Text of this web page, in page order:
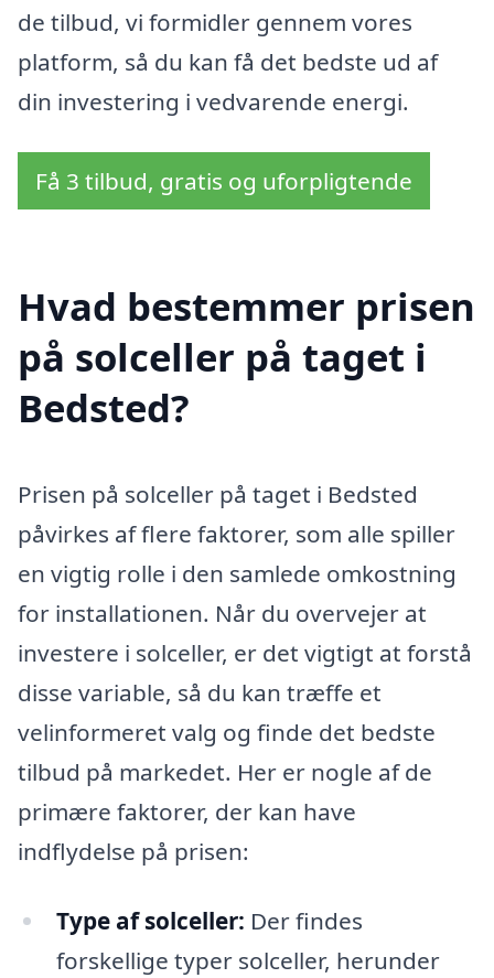
de tilbud, vi formidler gennem vores
platform, så du kan få det bedste ud af
din investering i vedvarende energi.
Få 3 tilbud, gratis og uforpligtende
Hvad bestemmer prisen
på solceller på taget i
Bedsted?
Prisen på solceller på taget i Bedsted
påvirkes af flere faktorer, som alle spiller
en vigtig rolle i den samlede omkostning
for installationen. Når du overvejer at
investere i solceller, er det vigtigt at forstå
disse variable, så du kan træffe et
velinformeret valg og finde det bedste
tilbud på markedet. Her er nogle af de
primære faktorer, der kan have
indflydelse på prisen:
Type af solceller: Der findes
forskellige typer solceller, herunder